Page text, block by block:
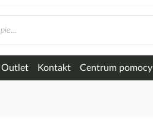
Outlet Kontakt Centrum pomocy